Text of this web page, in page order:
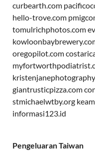
curbearth.com
hello-trove.com
tomulrichphotos.com
oregopilot.com
giantrusticpizza.com
stmichaelwtby.org
informasi123.id
Pengeluaran Taiwan